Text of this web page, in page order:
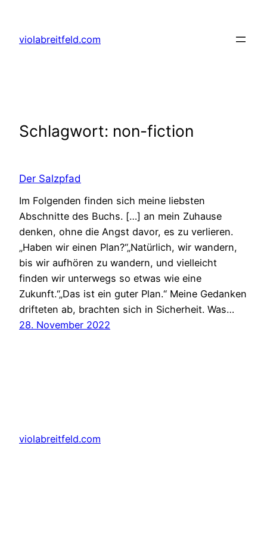
springen
violabreitfeld.com
Schlagwort: non-fiction
Der Salzpfad
Im Folgenden finden sich meine liebsten
Abschnitte des Buchs. […] an mein Zuhause
denken, ohne die Angst davor, es zu verlieren.
„Haben wir einen Plan?“„Natürlich, wir wandern,
bis wir aufhören zu wandern, und vielleicht
finden wir unterwegs so etwas wie eine
Zukunft.“„Das ist ein guter Plan.“ Meine Gedanken
drifteten ab, brachten sich in Sicherheit. Was…
28. November 2022
violabreitfeld.com